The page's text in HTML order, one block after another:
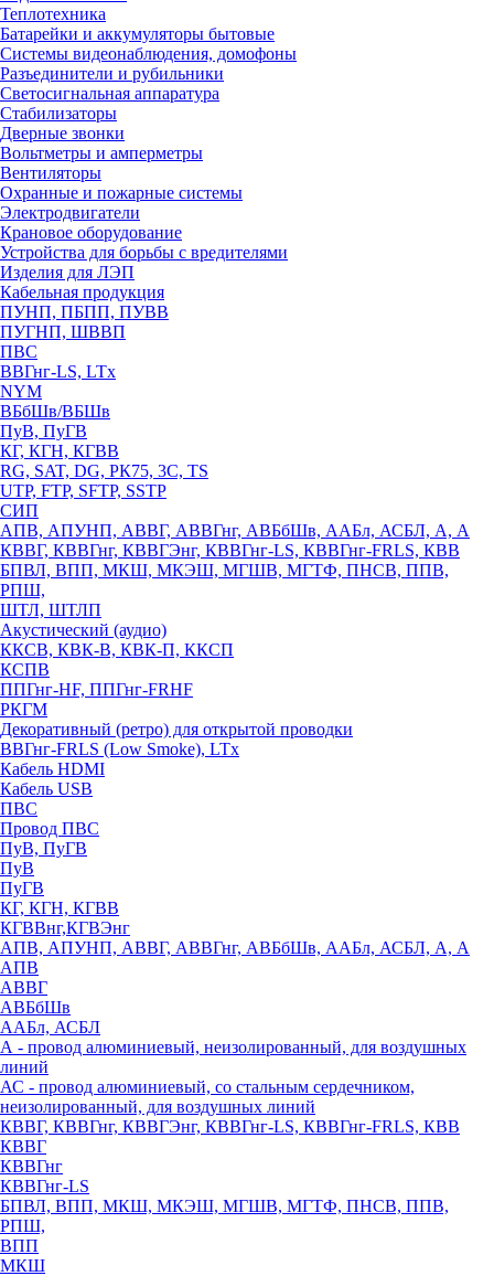
Теплотехника
Батарейки и аккумуляторы бытовые
Системы видеонаблюдения, домофоны
Разъединители и рубильники
Светосигнальная аппаратура
Стабилизаторы
Дверные звонки
Вольтметры и амперметры
Вентиляторы
Охранные и пожарные системы
Электродвигатели
Крановое оборудование
Устройства для борьбы с вредителями
Изделия для ЛЭП
Кабельная продукция
ПУНП, ПБПП, ПУВВ
ПУГНП, ШВВП
ПВС
ВВГнг-LS, LTx
NYM
ВБбШв/ВБШв
ПуВ, ПуГВ
КГ, КГН, КГВВ
RG, SAT, DG, РК75, 3С, TS
UTP, FTP, SFTP, SSTP
СИП
АПВ, АПУНП, АВВГ, АВВГнг, АВБбШв, ААБл, АСБЛ, А, А
КВВГ, КВВГнг, КВВГЭнг, КВВГнг-LS, КВВГнг-FRLS, КВВ
БПВЛ, ВПП, МКШ, МКЭШ, МГШВ, МГТФ, ПНСВ, ППВ,
РПШ,
ШТЛ, ШТЛП
Акустический (аудио)
ККСВ, КВК-В, КВК-П, ККСП
КСПВ
ППГнг-HF, ППГнг-FRHF
РКГМ
Декоративный (ретро) для открытой проводки
ВВГнг-FRLS (Low Smoke), LTx
Кабель HDMI
Кабель USB
ПВС
Провод ПВС
ПуВ, ПуГВ
ПуВ
ПуГВ
КГ, КГН, КГВВ
КГВВнг,КГВЭнг
АПВ, АПУНП, АВВГ, АВВГнг, АВБбШв, ААБл, АСБЛ, А, А
АПВ
АВВГ
АВБбШв
ААБл, АСБЛ
А - провод алюминиевый, неизолированный, для воздушных
линий
АС - провод алюминиевый, со стальным сердечником,
неизолированный, для воздушных линий
КВВГ, КВВГнг, КВВГЭнг, КВВГнг-LS, КВВГнг-FRLS, КВВ
КВВГ
КВВГнг
КВВГнг-LS
БПВЛ, ВПП, МКШ, МКЭШ, МГШВ, МГТФ, ПНСВ, ППВ,
РПШ,
ВПП
МКШ